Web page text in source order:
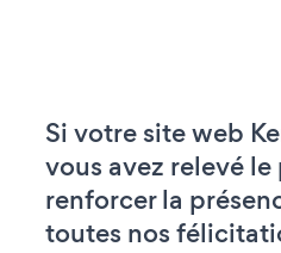
Si votre site web
vous avez relevé
renforcer la
toutes nos